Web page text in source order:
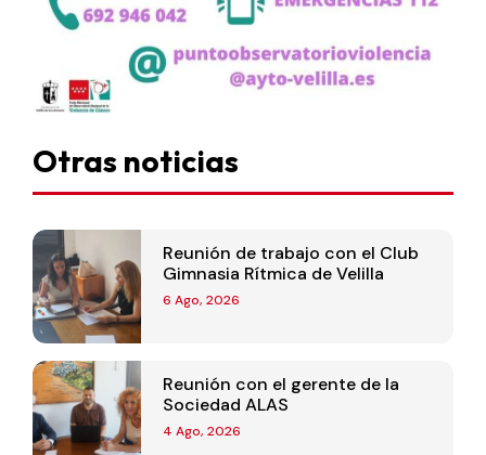
Otras noticias
Reunión de trabajo con el Club
Gimnasia Rítmica de Velilla
6 Ago, 2026
Reunión con el gerente de la
Sociedad ALAS
4 Ago, 2026